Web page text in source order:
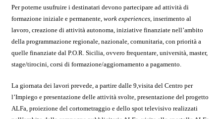
Per poterne usufruire i destinatari devono partecipare ad attività di
formazione iniziale e permanente, work experiences , inserimento al
lavoro, creazione di attività autonoma, iniziative finanziate nell’ambito
della programmazione regionale, nazionale, comunitaria, con priorità a
quelle finanziate dal P.O.R. Sicilia, ovvero frequentare, università, master,
stage/tirocini, corsi di formazione/aggiornamento a pagamento.
La giornata dei lavori prevede, a partire dalle 9,visita del Centro per
l’Impiego e presentazione delle attività svolte, presentazione del progetto
ALFa, proiezione del cortometraggio e dello spot televisivo realizzati